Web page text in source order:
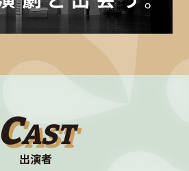
CAST
出演者